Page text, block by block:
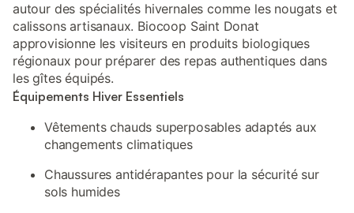
autour des spécialités hivernales comme les nougats et
calissons artisanaux. Biocoop Saint Donat
approvisionne les visiteurs en produits biologiques
régionaux pour préparer des repas authentiques dans
les gîtes équipés.
Équipements Hiver Essentiels
Vêtements chauds superposables adaptés aux
changements climatiques
Chaussures antidérapantes pour la sécurité sur
sols humides